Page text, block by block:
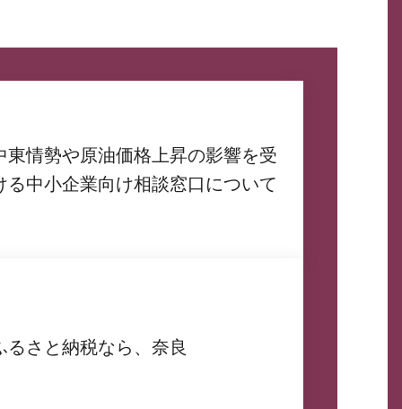
東情勢や原油価格上昇の影響を受
る中小企業向け相談窓口について
るさと納税なら、奈良